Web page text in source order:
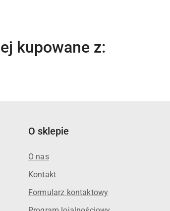
kupowane z:
O sklepie
O nas
Kontakt
Formularz kontaktowy